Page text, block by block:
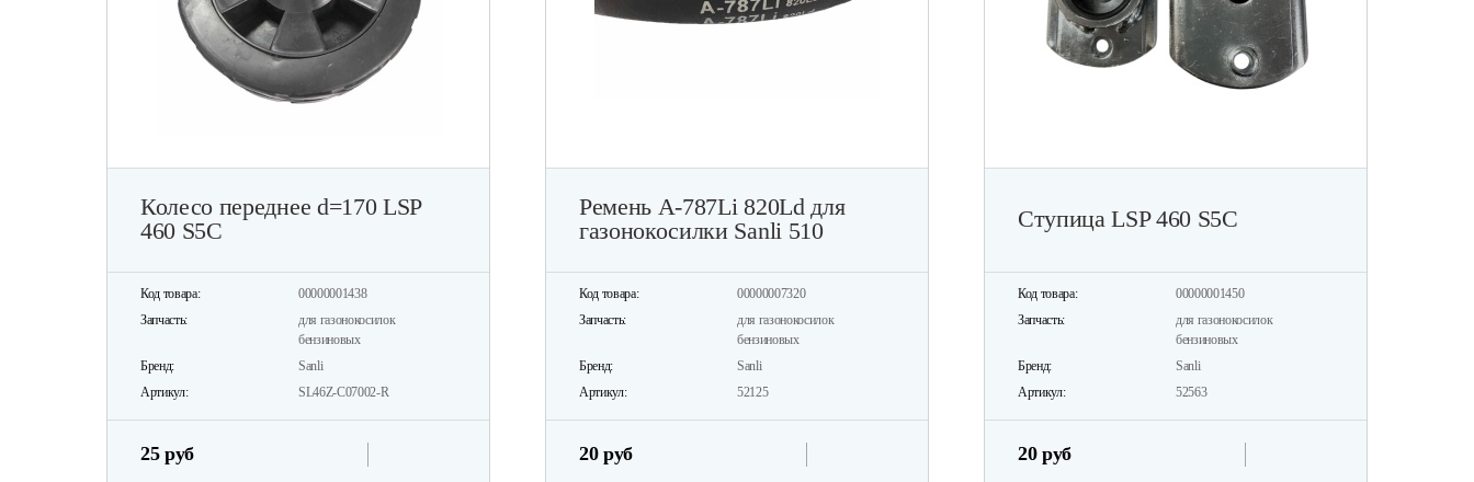
Колесо переднее d=170 LSP
460 S5C
Код товара:
00000001438
Запчасть:
для газонокосилок
бензиновых
Бренд:
Sanli
Артикул:
SL46Z-C07002-R
25 руб
Ремень А-787Li 820Ld для
газонокосилки Sanli 510
Код товара:
00000007320
Запчасть:
для газонокосилок
бензиновых
Бренд:
Sanli
Артикул:
52125
20 руб
Ступица LSP 460 S5C
Код товара:
00000001450
Запчасть:
для газонокосилок
бензиновых
Бренд:
Sanli
Артикул:
52563
20 руб